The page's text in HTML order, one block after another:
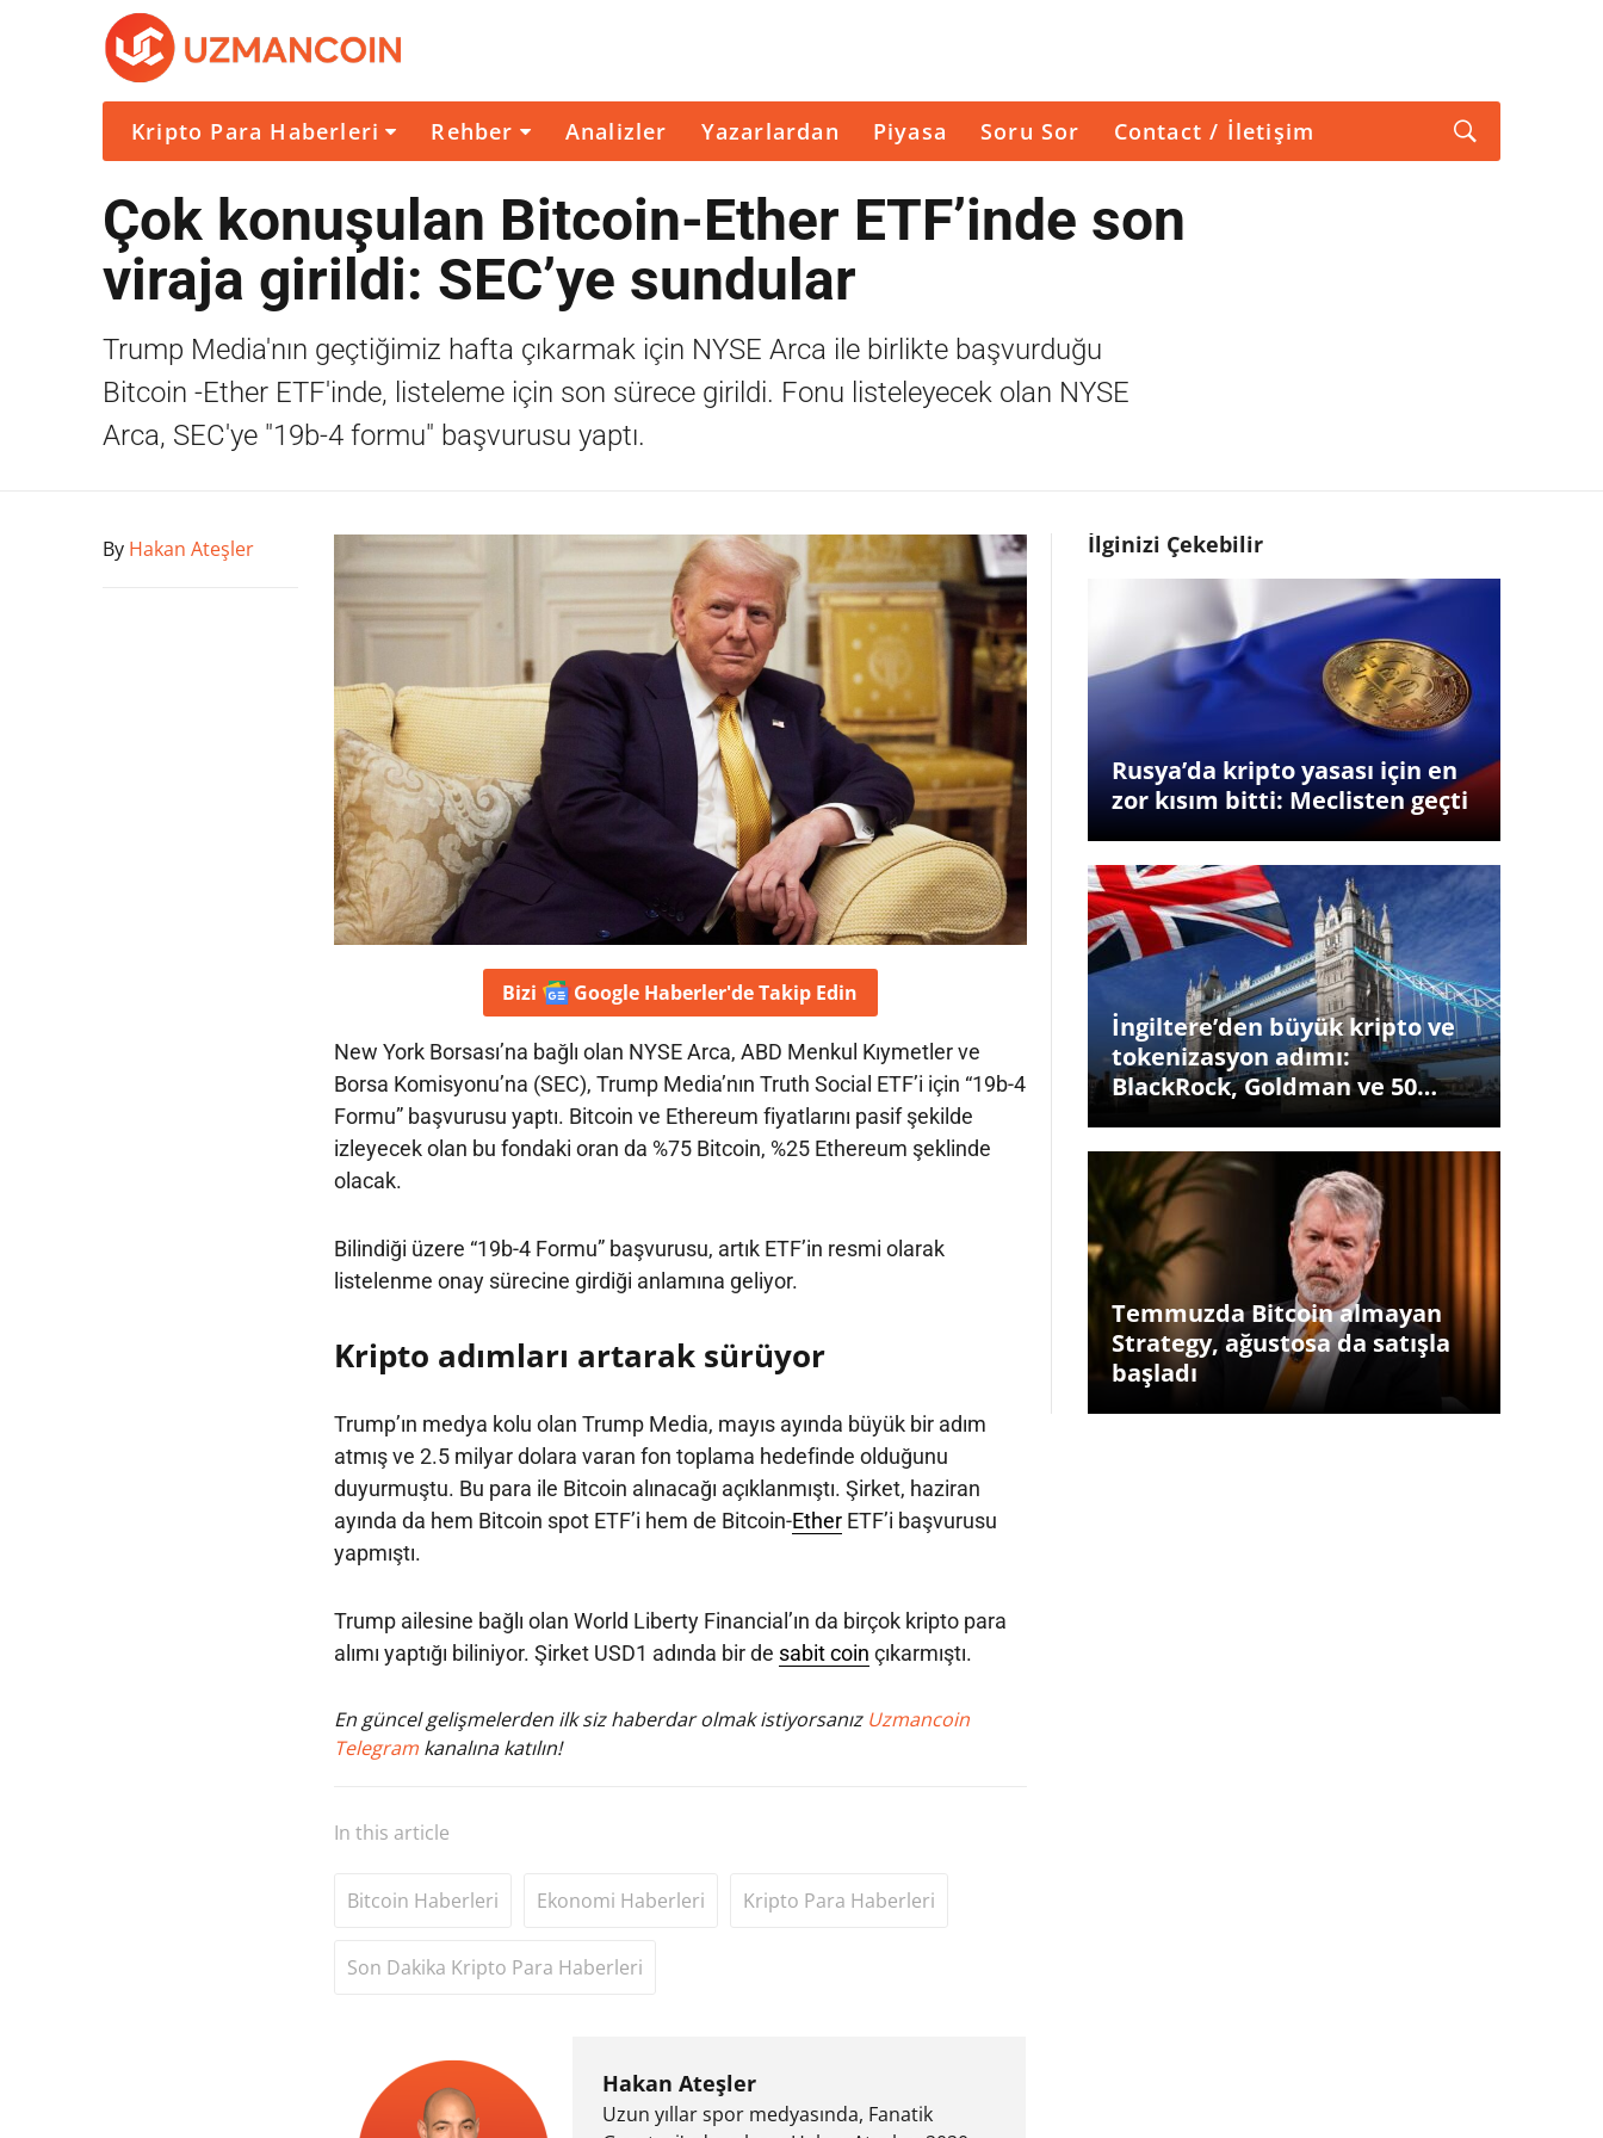
Kripto Para Haberleri Rehber Analizler Yazarlardan Piyasa Soru Sor Contact / İletişim
Çok konuşulan Bitcoin-Ether ETF’inde son
viraja girildi: SEC’ye sundular
Trump Media'nın geçtiğimiz hafta çıkarmak için NYSE Arca ile birlikte başvurduğu
Bitcoin -Ether ETF'inde, listeleme için son sürece girildi. Fonu listeleyecek olan NYSE
Arca, SEC'ye "19b-4 formu" başvurusu yaptı.
By Hakan Ateşler
Bizi Google Haberler'deTakip Edin
New York Borsası’na bağlı olan NYSE Arca, ABD Menkul Kıymetler ve
Borsa Komisyonu’na (SEC), Trump Media’nın Truth Social ETF’i için “19b-4
Formu” başvurusu yaptı. Bitcoin ve Ethereum fiyatlarını pasif şekilde
izleyecek olan bu fondaki oran da %75 Bitcoin, %25 Ethereum şeklinde
olacak.
Bilindiği üzere “19b-4 Formu” başvurusu, artık ETF’in resmi olarak
listelenme onay sürecine girdiği anlamına geliyor.
Kripto adımları artarak sürüyor
Trump’ın medya kolu olan Trump Media, mayıs ayında büyük bir adım
atmış ve 2.5 milyar dolara varan fon toplama hedefinde olduğunu
duyurmuştu. Bu para ile Bitcoin alınacağı açıklanmıştı. Şirket, haziran
ayında da hem Bitcoin spot ETF’i hem de Bitcoin-EtherETF’i başvurusu
yapmıştı.
Trump ailesine bağlı olan World Liberty Financial’ın da birçok kripto para
alımı yaptığı biliniyor. Şirket USD1 adında bir de sabit coin çıkarmıştı.
En güncel gelişmelerden ilk siz haberdar olmak istiyorsanız Uzmancoin
Telegram kanalına katılın!
In this article
Bitcoin Haberleri Ekonomi Haberleri Kripto Para Haberleri
Son Dakika Kripto Para Haberleri
Hakan Ateşler
Uzun yıllar spor medyasında, Fanatik
İlginizi Çekebilir
Rusya’da kripto yasası için en
zor kısım bitti: Meclisten geçti
İngiltere’den büyük kripto ve
tokenizasyon adımı:
BlackRock, Goldman ve 50…
Temmuzda Bitcoin almayan
Strategy, ağustosa da satışla
başladı